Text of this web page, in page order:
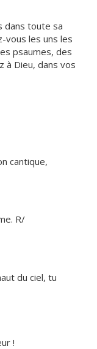
dans toute sa
vous les uns les
psaumes, des
à Dieu, dans vos
cantique,
R/
du ciel, tu
!